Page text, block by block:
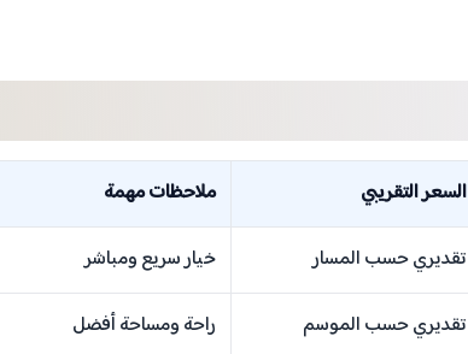
السعر التقريبي ملاحظات مهمة
تقديري حسب المسار خيار سريع ومباشر
تقديري حسب الموسم راحة ومساحة أفضل